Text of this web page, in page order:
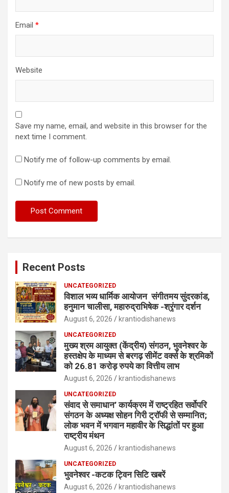
Email *
Website
Save my name, email, and website in this browser for the
next time I comment.
Notify me of follow-up comments by email.
Notify me of new posts by email.
Recent Posts
UNCATEGORIZED
विशाल भव्य धार्मिक आयोजन संगीतमय सुंदरकांड,
हनुमान चालीसा, महारुद्राभिषेक -श्रृंगार दर्शन
August 6, 2026 krantiodishanews
UNCATEGORIZED
मुख्य श्रम आयुक्त (केंद्रीय) संगठन, भुवनेश्वर के
हस्तक्षेप के माध्यम से बरगढ़ सीमेंट वर्क्स के श्रमिकों
को 26.81 करोड़ रुपये का वित्तीय लाभ
August 6, 2026 krantiodishanews
UNCATEGORIZED
संवाद से समाधान’ कार्यक्रम में राष्ट्रहित सर्वोपरि
संगठन के अध्यक्ष सोहन गिरी ट्रॉफी से सम्मानित;
लोक भवन में भगवान महावीर के सिद्धांतों पर हुआ
राष्ट्रीय मंथन
August 6, 2026 krantiodishanews
UNCATEGORIZED
भुवनेश्वर -कटक ट्विन सिटि खबरें
August 6, 2026 krantiodishanews